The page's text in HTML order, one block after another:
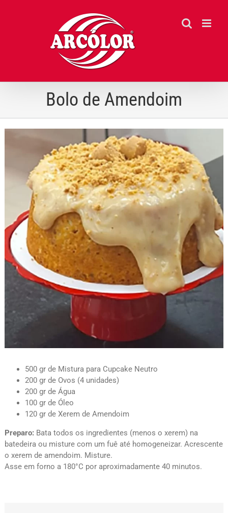
Bolo de Amendoim
500 gr de Mistura para Cupcake Neutro
200 gr de Ovos (4 unidades)
200 gr de Água
100 gr de Óleo
120 gr de Xerem de Amendoim
Preparo:Bata todos os ingredientes (menos o xerem) na
batedeira ou misture com um fuê até homogeneizar. Acrescente
o xerem de amendoim. Misture.
Asse em forno a 180°C por aproximadamente 40 minutos.